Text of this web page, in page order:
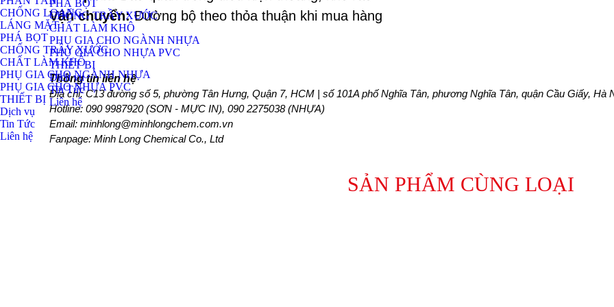
PHÁ BỌT
CHỐNG TRẦY XƯỚC
CHẤT LÀM KHÔ
PHỤ GIA CHO NGÀNH NHỰA
PHỤ GIA CHO NHỰA PVC
THIẾT BỊ
Dịch vụ
Tin Tức
Liên hệ
CHỐNG LOANG
LÁNG MẶT
PHÁ BỌT
CHỐNG TRẦY XƯỚC
CHẤT LÀM KHÔ
PHỤ GIA CHO NGÀNH NHỰA
PHỤ GIA CHO NHỰA PVC
THIẾT BỊ
Dịch vụ
Tin Tức
Liên hệ
Vận chuyển: Đường bộ theo thỏa thuận khi mua hàng
Thông tin liên hệ
Địa chỉ: C13 đường số 5, phường Tân Hưng, Quận 7, HCM | số 101A phố Nghĩa Tân, phương Nghĩa Tân, quận Cầu Giấy, Hà
Hotline: 090 9987920 (SƠN - MỰC IN), 090 2275038 (NHỰA)
Email: minhlong@minhlongchem.com.vn
Fanpage: Minh Long Chemical Co., Ltd
SẢN PHẨM CÙNG LOẠI